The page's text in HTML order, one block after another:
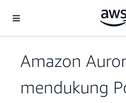
Amazon
mendukung